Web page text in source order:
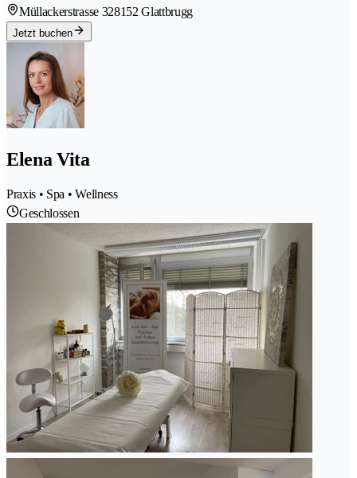
Müllackerstrasse 328152 Glattbrugg
Jetzt buchen
Elena Vita
Praxis • Spa • Wellness
Geschlossen